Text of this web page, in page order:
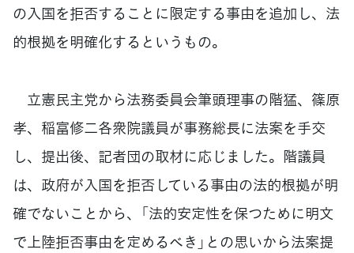
の入国を拒否することに限定する事由を追加し、法
的根拠を明確化するというもの。
立憲民主党から法務委員会筆頭理事の階猛、篠原
孝、稲富修二各衆院議員が事務総長に法案を手交
し、提出後、記者団の取材に応じました。階議員
は、政府が入国を拒否している事由の法的根拠が明
確でないことから、「法的安定性を保つために明文
で上陸拒否事由を定めるべき」との思いから法案提